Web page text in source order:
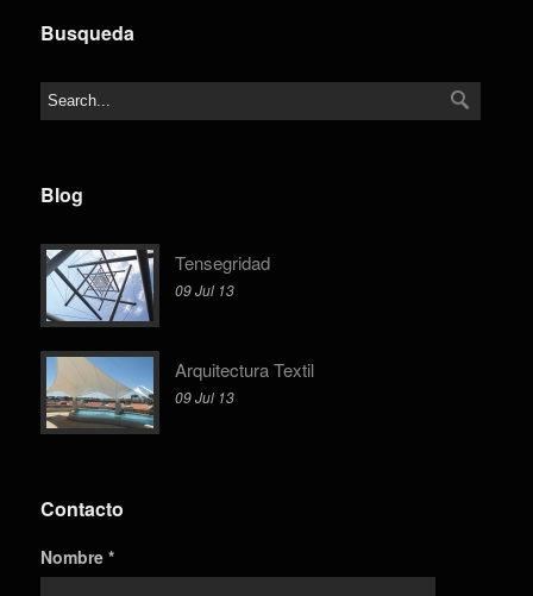
Busqueda
Blog
Tensegridad
09 Jul 13
Arquitectura Textil
09 Jul 13
Contacto
Nombre *